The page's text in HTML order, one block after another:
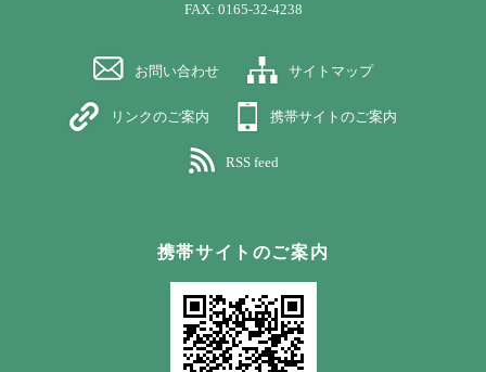
FAX: 0165-32-4238
お問い合わせ サイトマップ
リンクのご案内 携帯サイトのご案内
RSS feed
携帯サイトのご案内